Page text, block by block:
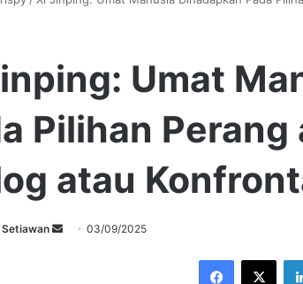
Umat
Pilihan Perang
atau
Setiawan
Send03/09/2025
Facebook
X